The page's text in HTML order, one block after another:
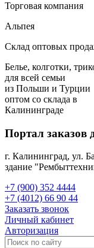
Торговая компания
Альпея
Склад оптовых
Белье, колготки,
для всей семьи
из Польши и Турции
оптом со склада в
Калининграде
Портал
г. Калининград, ул.
здание
+7 (900) 352 4444
+7 (4012) 66 90 44
Заказать звонок
Личный кабинет
Авторизация